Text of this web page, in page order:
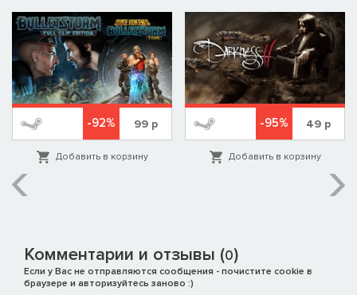
-92% 99р
Добавить в корзину
-95% 49 р
Добавить в корзину
Комментарии и отзывы (0)
Если у Вас не отправляются сообщения - почистите cookie в
браузере и авторизуйтесь заново :)